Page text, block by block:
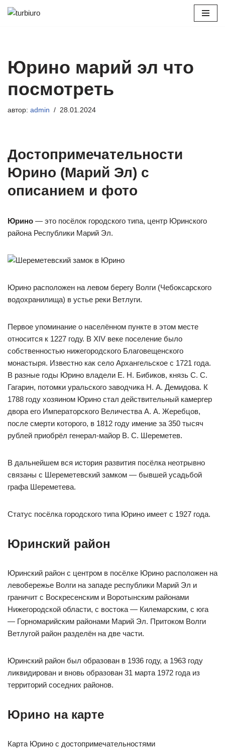
Юрино марий эл что
посмотреть
автор: admin 28.01.2024
Достопримечательности
Юрино (Марий Эл) с
описанием и фото
Юрино — это посёлок городского типа, центр Юринского
района Республики Марий Эл.
Юрино расположен на левом берегу Волги (Чебоксарского
водохранилища) в устье реки Ветлуги.
Первое упоминание о населённом пункте в этом месте
относится к 1227 году. В XIV веке поселение было
собственностью нижегородского Благовещенского
монастыря. Известно как село Архангельское с 1721 года.
В разные годы Юрино владели Е. Н. Бибиков, князь С. С.
Гагарин, потомки уральского заводчика Н. А. Демидова. К
1788 году хозяином Юрино стал действительный камергер
двора его Императорского Величества А. А. Жеребцов,
после смерти которого, в 1812 году имение за 350 тысяч
рублей приобрёл генерал-майор В. С. Шереметев.
В дальнейшем вся история развития посёлка неотрывно
связаны с Шереметевский замком — бывшей усадьбой
графа Шереметева.
Статус посёлка городского типа Юрино имеет с 1927 года.
Юринский район
Юринский район с центром в посёлке Юрино расположен на
левобережье Волги на западе республики Марий Эл и
граничит с Воскресенским и Воротынским районами
Нижегородской области, с востока — Килемарским, с юга
— Горномарийским районами Марий Эл. Притоком Волги
Ветлугой район разделён на две части.
Юринский район был образован в 1936 году, а 1963 году
ликвидирован и вновь образован 31 марта 1972 года из
территорий соседних районов.
Юрино на карте
Карта Юрино с достопримечательностями